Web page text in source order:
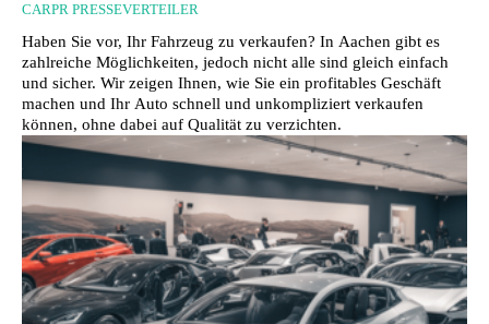
CARPR PRESSEVERTEILER
Haben Sie vor, Ihr Fahrzeug zu verkaufen? In Aachen gibt es
zahlreiche Möglichkeiten, jedoch nicht alle sind gleich einfach
und sicher. Wir zeigen Ihnen, wie Sie ein profitables Geschäft
machen und Ihr Auto schnell und unkompliziert verkaufen
können, ohne dabei auf Qualität zu verzichten.